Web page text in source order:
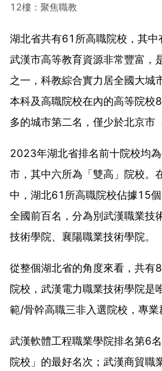
12樓：聚焦職教
湖北省共有61所高職院校，其中
武漢市高等教育資源非常豐富，
之一，科教綜合實力居全國大城
本科及高職院校在內的高等院校
多的城市第二名，僅少於北京市
2023年湖北省排名前十院校均
市，其中六所為「雙高」院校。
中，湖北61所高職院校佔據15
全國前百名，分為別武漢職業技
技術學院、襄陽職業技術學院。
從整個湖北省的角度來看，共有8
院校，武漢電力職業技術學院是
範/骨幹高職三非入選院校，專業
武漢軟體工程職業學院排名第6
院校」的最好名次；武漢商貿職